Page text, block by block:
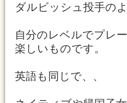
ダルビッシュ投手の
自分のレベルでプレ
楽しいものです。
英語も同じで、、